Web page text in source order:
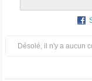
Désolé, il n'y a aucun